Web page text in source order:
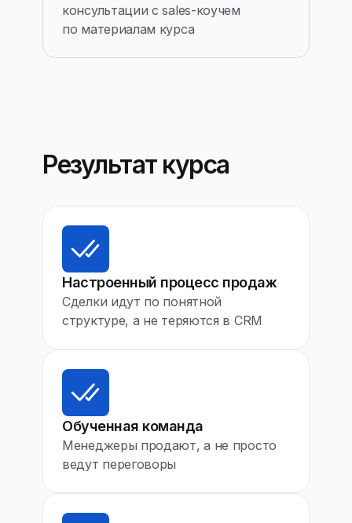
консультации с sales-коучем
по материалам курса
Результат курса
Настроенный процесс продаж
Сделки идут по понятной
структуре, а не теряются в CRM
Обученная команда
Менеджеры продают, а не просто
ведут переговоры